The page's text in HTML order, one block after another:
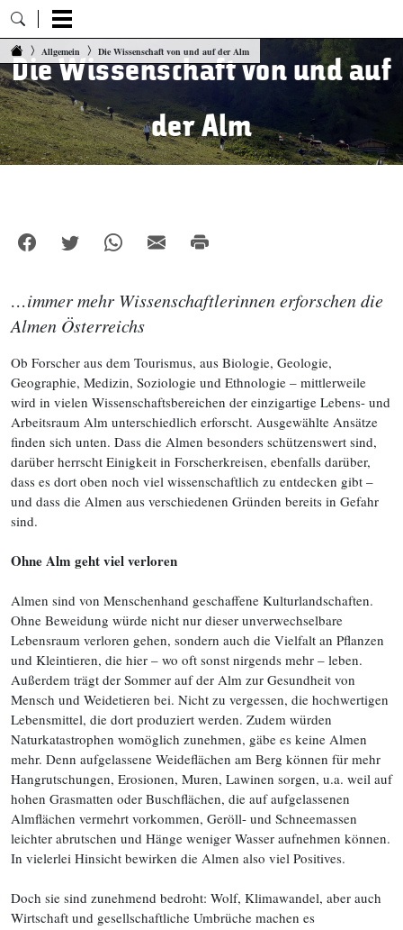
Zum Inhalt springen
Allgemein Die Wissenschaft von und auf der Alm
Die Wissenschaft von und auf
der Alm
…immer mehr Wissenschaftlerinnen erforschen die
Almen Österreichs
Ob Forscher aus dem Tourismus, aus Biologie, Geologie,
Geographie, Medizin, Soziologie und Ethnologie – mittlerweile
wird in vielen Wissenschaftsbereichen der einzigartige Lebens- und
Arbeitsraum Alm unterschiedlich erforscht. Ausgewählte Ansätze
finden sich unten. Dass die Almen besonders schützenswert sind,
darüber herrscht Einigkeit in Forscherkreisen, ebenfalls darüber,
dass es dort oben noch viel wissenschaftlich zu entdecken gibt –
und dass die Almen aus verschiedenen Gründen bereits in Gefahr
sind.
Ohne Alm geht viel verloren
Almen sind von Menschenhand geschaffene Kulturlandschaften.
Ohne Beweidung würde nicht nur dieser unverwechselbare
Lebensraum verloren gehen, sondern auch die Vielfalt an Pflanzen
und Kleintieren, die hier – wo oft sonst nirgends mehr – leben.
Außerdem trägt der Sommer auf der Alm zur Gesundheit von
Mensch und Weidetieren bei. Nicht zu vergessen, die hochwertigen
Lebensmittel, die dort produziert werden. Zudem würden
Naturkatastrophen womöglich zunehmen, gäbe es keine Almen
mehr. Denn aufgelassene Weideflächen am Berg können für mehr
Hangrutschungen, Erosionen, Muren, Lawinen sorgen, u.a. weil auf
hohen Grasmatten oder Buschflächen, die auf aufgelassenen
Almflächen vermehrt vorkommen, Geröll- und Schneemassen
leichter abrutschen und Hänge weniger Wasser aufnehmen können.
In vielerlei Hinsicht bewirken die Almen also viel Positives.
Doch sie sind zunehmend bedroht: Wolf, Klimawandel, aber auch
Wirtschaft und gesellschaftliche Umbrüche machen es